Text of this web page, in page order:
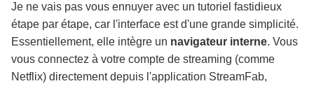
Je ne vais pas vous ennuyer avec un tutoriel fastidieux
étape par étape, car l'interface est d'une grande simplicité.
Essentiellement, elle intègre un navigateur interne. Vous
vous connectez à votre compte de streaming (comme
Netflix) directement depuis l'application StreamFab,